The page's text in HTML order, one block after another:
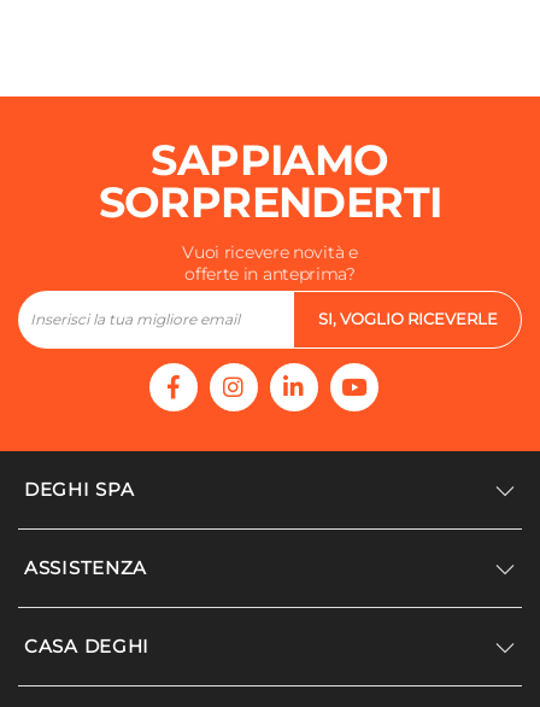
SAPPIAMO
SORPRENDERTI
Vuoi ricevere novità e
offerte in anteprima?
SI, VOGLIO RICEVERLE
DEGHI SPA
Accedi/Registrati
ASSISTENZA
Supporto
CASA DEGHI